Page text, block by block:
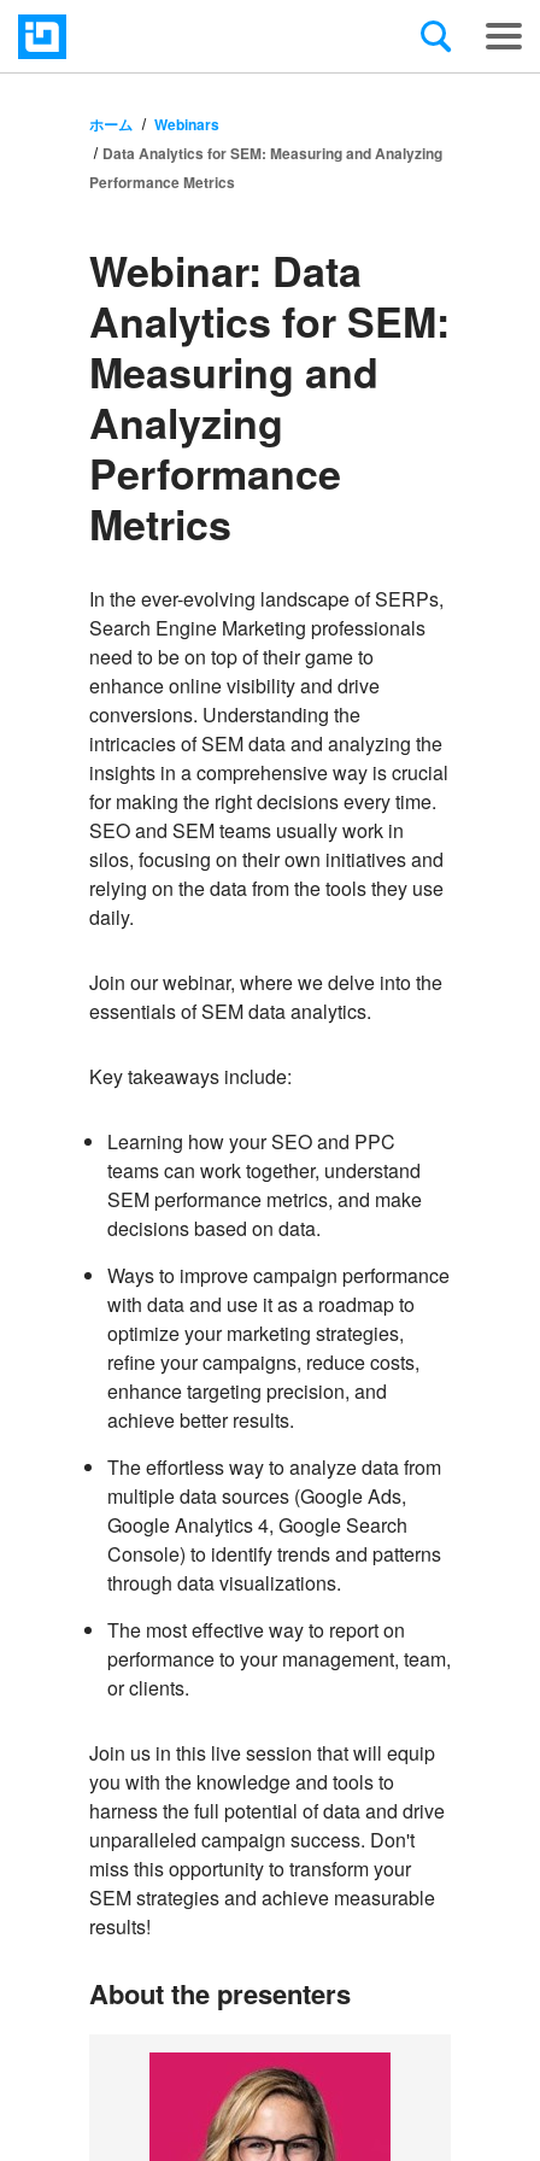
ホーム
Webinars
Data Analytics for SEM: Measuring and Analyzing
Performance Metrics
Webinar: Data
Analytics for SEM:
Measuring and
Analyzing
Performance
Metrics
Event
Description
In the ever-evolving landscape of SERPs,
Search Engine Marketing professionals
need to be on top of their game to
enhance online visibility and drive
conversions. Understanding the
intricacies of SEM data and analyzing the
insights in a comprehensive way is crucial
for making the right decisions every time.
SEO and SEM teams usually work in
silos, focusing on their own initiatives and
relying on the data from the tools they use
daily.
Join our webinar, where we delve into the
essentials of SEM data analytics.
Key takeaways include:
Learning how your SEO and PPC
teams can work together, understand
SEM performance metrics, and make
decisions based on data.
Ways to improve campaign performance
with data and use it as a roadmap to
optimize your marketing strategies,
refine your campaigns, reduce costs,
enhance targeting precision, and
achieve better results.
The effortless way to analyze data from
multiple data sources (Google Ads,
Google Analytics 4, Google Search
Console) to identify trends and patterns
through data visualizations.
The most effective way to report on
performance to your management, team,
or clients.
Join us in this live session that will equip
you with the knowledge and tools to
harness the full potential of data and drive
unparalleled campaign success. Don't
miss this opportunity to transform your
SEM strategies and achieve measurable
results!
About the presenters